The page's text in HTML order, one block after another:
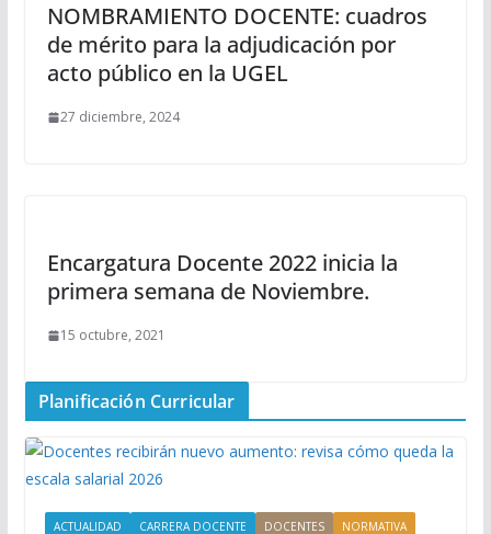
NOMBRAMIENTO DOCENTE: cuadros
de mérito para la adjudicación por
acto público en la UGEL
27 diciembre, 2024
Encargatura Docente 2022 inicia la
primera semana de Noviembre.
15 octubre, 2021
Planificación Curricular
ACTUALIDAD CARRERA DOCENTE DOCENTES
NORMATIVA